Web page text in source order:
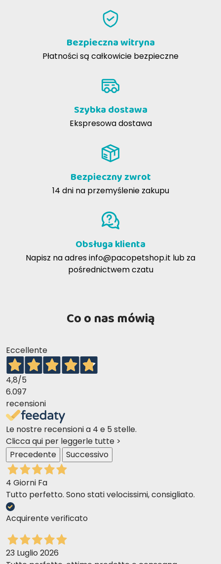
VET LIFE OBESITY ER DLA PSÓW
SKŁAD ANALITYCZNY FARMINA VET LIFE
OBESITY ER DLA PSÓW
Bezpieczna witryna
Płatności są całkowicie bezpieczne
Szybka dostawa
Ekspresowa dostawa
Bezpieczny zwrot
14 dni na przemyślenie zakupu
Obsługa klienta
Napisz na adresinfo@pacopetshop.it lub za
pośrednictwem czatu
Co o nas mówią
Eccellente
4,8/5
6.097
recensioni
Le nostre recensioni a 4 e 5 stelle.
Clicca qui per leggerle tutte >
Precedente
Successivo
4 Giorni Fa
Tutto perfetto. Sono stati velocissimi, consigliato.
Acquirente verificato
23 Luglio 2026